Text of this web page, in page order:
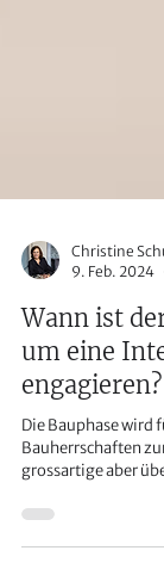
9. Feb. 2024
Wann ist
um eine
engagieren?
Die Bauphase wird
grossartige aber